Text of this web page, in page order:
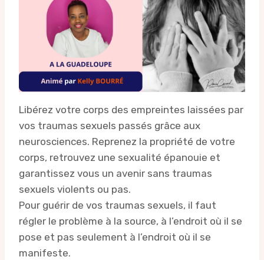
Libérez votre corps des empreintes laissées par
vos traumas sexuels passés grâce aux
neurosciences. Reprenez la propriété de votre
corps, retrouvez une sexualité épanouie et
garantissez vous un avenir sans traumas
sexuels violents ou pas.
Pour guérir de vos traumas sexuels, il faut
régler le problème à la source, à l’endroit où il se
pose et pas seulement à l’endroit où il se
manifeste.